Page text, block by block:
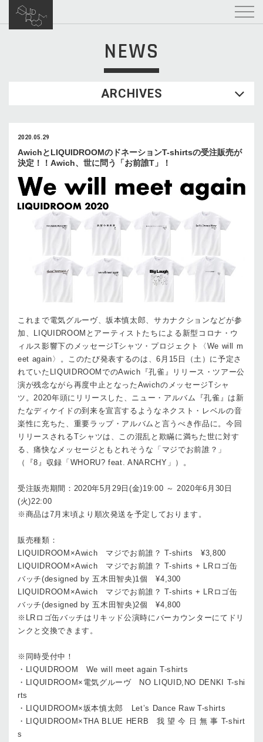
NEWS
ARCHIVES
2020.05.29
AwichとLIQUIDROOMのドネーションT-shirtsの受注販売が
決定！！Awich、世に問う「お前誰T」！
これまで電気グルーヴ、坂本慎太郎、サカナクションなどが参
加、LIQUIDROOMとアーティストたちによる新型コロナ・ウ
ィルス影響下のメッセージTシャツ・プロジェクト〈We will m
eet again〉。このたび発表するのは、6月15日（土）に予定さ
れていたLIQUIDROOMでのAwich『孔雀』リリース・ツアー公
演が残念ながら再度中止となったAwichのメッセージTシャ
ツ。2020年頭にリリースした、ニュー・アルバム『孔雀』は新
たなディケイドの到来を宣言するようなネクスト・レベルの音
楽性に充ちた、重要ラップ・アルバムと言うべき作品に。今回
リリースされるTシャツは、この混乱と欺瞞に満ちた世に対す
る、痛快なメッセージともとれそうな「マジでお前誰？」
（『8』収録「WHORU? feat. ANARCHY」）。
受注販売期間：2020年5月29日(金)19:00 ～ 2020年6月30日
(火)22:00
※商品は7月末頃より順次発送を予定しております。
販売種類：
LIQUIDROOM×Awich マジでお前誰？ T-shirts ¥3,800
LIQUIDROOM×Awich マジでお前誰？ T-shirts + LRロゴ缶
バッチ(designed by 五木田智央)1個 ¥4,300
LIQUIDROOM×Awich マジでお前誰？ T-shirts + LRロゴ缶
バッチ(designed by 五木田智央)2個 ¥4,800
※LRロゴ缶バッチはリキッド公演時にバーカウンターにてドリ
ンクと交換できます。
※同時受付中！
・LIQUIDROOM We will meet again T-shirts
・LIQUIDROOM×電気グルーヴ NO LIQUID,NO DENKI T-shi
rts
・LIQUIDROOM×坂本慎太郎 Let’s Dance Raw T-shirts
・LIQUIDROOM×THA BLUE HERB 我 望 今 日 無 事 T-shirt
s